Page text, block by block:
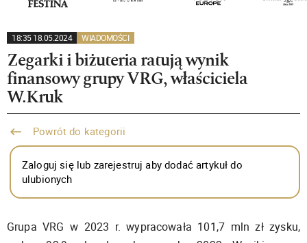
18:35 18.05.2024 WIADOMOŚCI
Zegarki i biżuteria ratują wynik
finansowy grupy VRG, właściciela
W.Kruk
Powrót do kategorii
Zaloguj się lub zarejestruj aby dodać artykuł do
ulubionych
Grupa VRG w 2023 r. wypracowała 101,7 mln zł zysku,